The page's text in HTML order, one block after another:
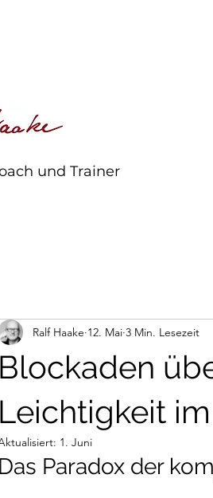
und Trainer
Blockaden
Leichtigkeit
Ralf Haake 12. Mai 3 Min. Lesezeit
1. Juni
Das Paradox der